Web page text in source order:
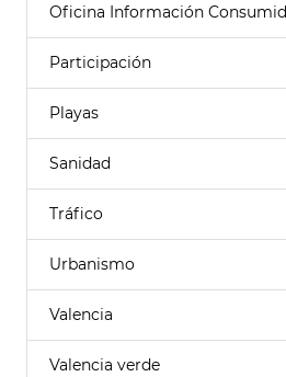
Oficina Información
Participación
Playas
Sanidad
Tráfico
Urbanismo
Valencia
Valencia verde